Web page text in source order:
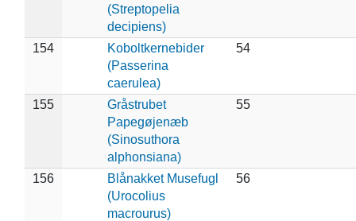
(Streptopelia
decipiens)
154
Koboltkernebider
(Passerina
caerulea)
54
155
Gråstrubet
Papegøjenæb
(Sinosuthora
alphonsiana)
55
156
Blånakket Musefugl
(Urocolius
macrourus)
56